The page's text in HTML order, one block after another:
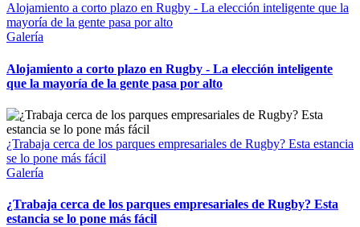
Alojamiento a corto plazo en Rugby - La elección inteligente que la
mayoría de la gente pasa por alto
Galería
Alojamiento a corto plazo en Rugby - La elección inteligente
que la mayoría de la gente pasa por alto
¿Trabaja cerca de los parques empresariales de Rugby? Esta estancia
se lo pone más fácil
Galería
¿Trabaja cerca de los parques empresariales de Rugby? Esta
estancia se lo pone más fácil